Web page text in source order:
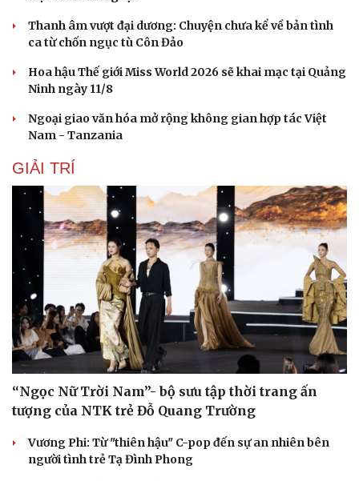
Thanh âm vượt đại dương: Chuyện chưa kể về bản tình
ca từ chốn ngục tù Côn Đảo
Hoa hậu Thế giới Miss World 2026 sẽ khai mạc tại Quảng
Ninh ngày 11/8
Ngoại giao văn hóa mở rộng không gian hợp tác Việt
Nam - Tanzania
GIẢI TRÍ
“Ngọc Nữ Trời Nam”- bộ sưu tập thời trang ấn
tượng của NTK trẻ Đỗ Quang Trường
Vương Phi: Từ "thiên hậu" C-pop đến sự an nhiên bên
người tình trẻ Tạ Đình Phong